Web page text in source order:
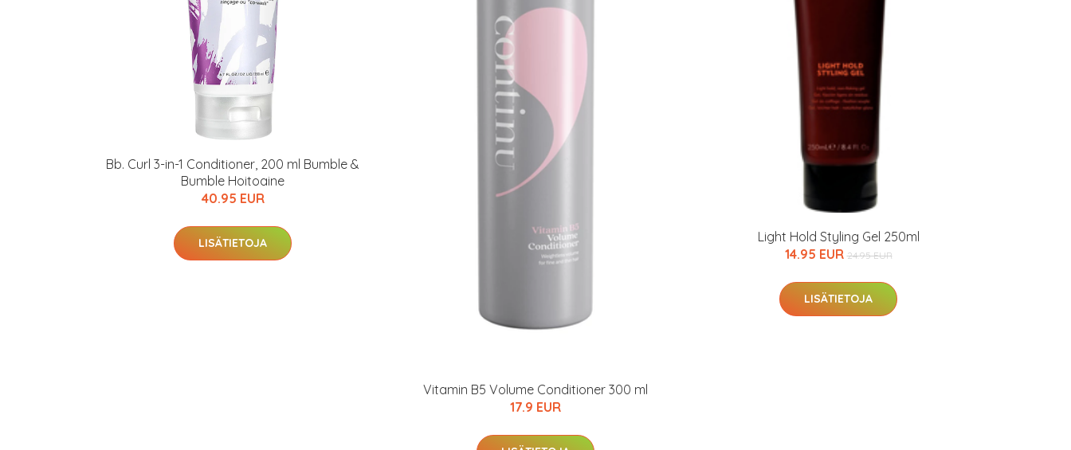
Bb. Curl 3-in-1 Conditioner, 200 ml Bumble &
Bumble Hoitoaine
40.95 EUR
LISÄTIETOJA
Vitamin B5 Volume Conditioner 300 ml
17.9 EUR
Light Hold Styling Gel 250ml
14.95 EUR 24.95 EUR
LISÄTIETOJA